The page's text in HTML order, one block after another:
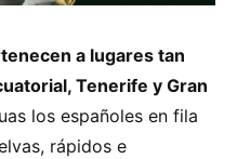
a lugares tan
Tenerife y Gran
los españoles en fila
rápidos e